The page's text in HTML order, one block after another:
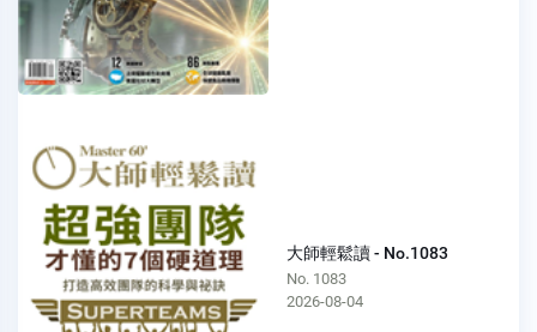
大師輕鬆讀 - No.1083
No. 1083
2026-08-04